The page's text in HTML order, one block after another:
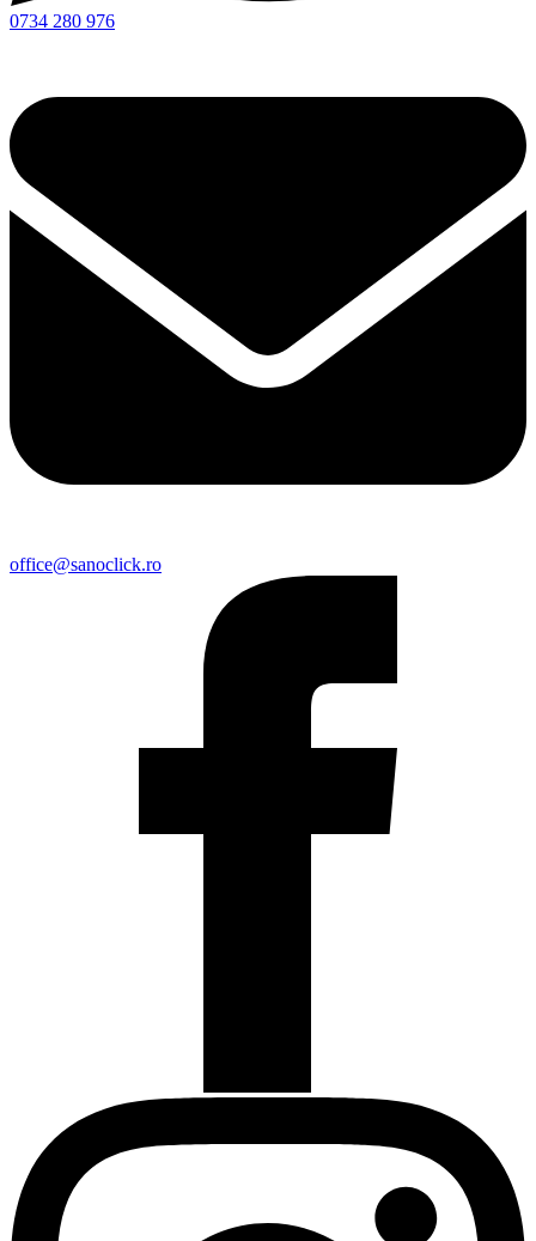
0734 280 976
office@sanoclick.ro